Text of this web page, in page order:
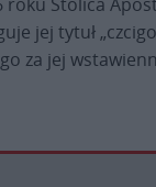
jej tytuł
za jej